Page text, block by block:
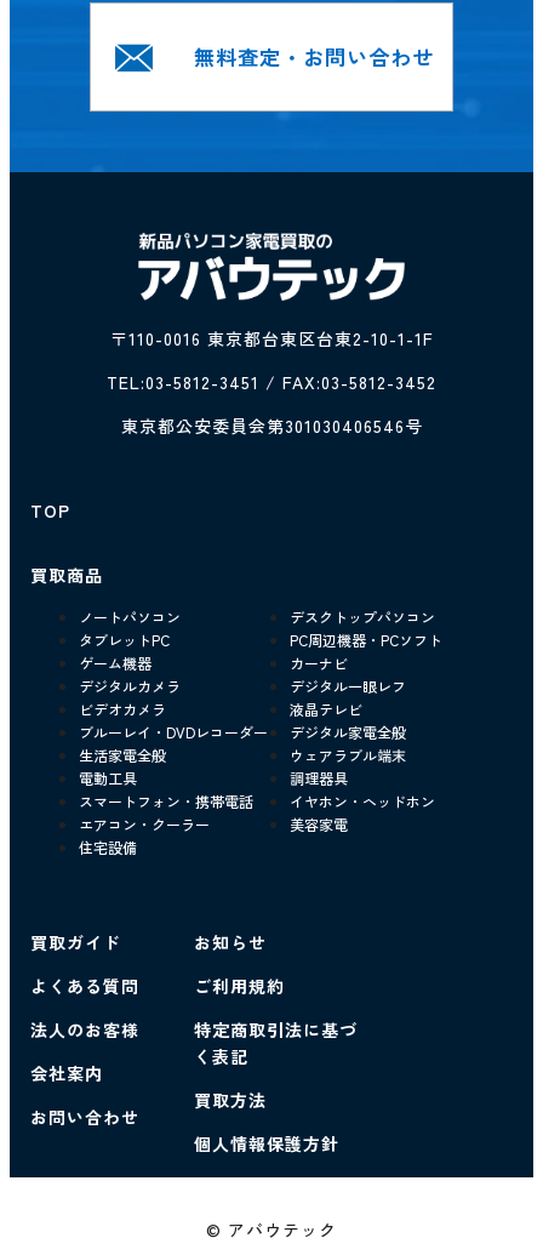
無料査定・お問い合わせ
〒110-0016 東京都台東区台東2-10-1-1F
TEL:03-5812-3451 / FAX:03-5812-3452
東京都公安委員会第301030406546号
TOP
買取商品
ノートパソコン
デスクトップパソコン
タブレットPC
PC周辺機器・PCソフト
ゲーム機器
カーナビ
デジタルカメラ
デジタル一眼レフ
ビデオカメラ
液晶テレビ
ブルーレイ・DVDレコーダー
デジタル家電全般
生活家電全般
ウェアラブル端末
電動工具
調理器具
スマートフォン・携帯電話
イヤホン・ヘッドホン
エアコン・クーラー
美容家電
住宅設備
買取ガイド
よくある質問
法人のお客様
会社案内
お問い合わせ
お知らせ
ご利用規約
特定商取引法に基づ
く表記
買取方法
個人情報保護方針
© アバウテック